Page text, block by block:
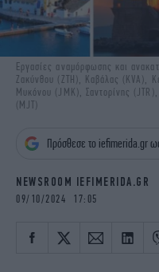
PODCAST
iOPINIONS
iBOOKS
OSCARS
MEDIA
NEWSLETTER
Eργασίες αναμόρφωσης και
Ζακύνθου (ZTH), Καβάλας (KVA),
Μυκόνου (JMK), Σαντορίνης
(MJT)
Πρόσθεσε το iefimerida.gr
NEWSROOM IEFIMERIDA.GR
09/10/2024 17:05